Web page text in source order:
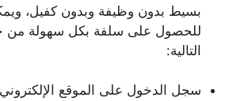
بسيط بدون وظيفة وبدون كفيل،
للحصول على سلفة بكل سهولة من
التالية:
سجل الدخول على الموقع